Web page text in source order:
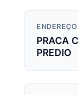
ENDEREÇO
PRACA
PREDIO